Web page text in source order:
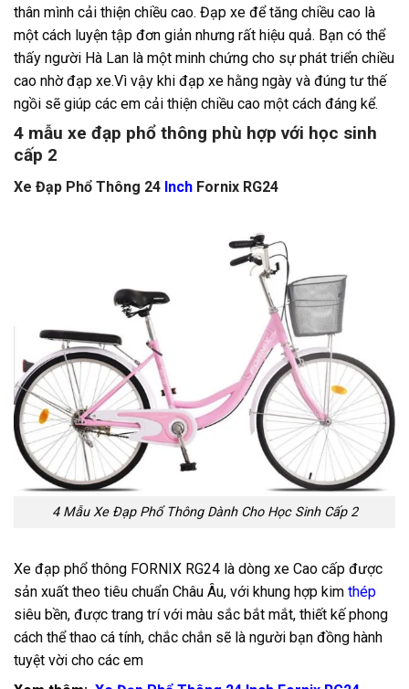
thân mình cải thiện chiều cao. Đạp xe để tăng chiều cao là
một cách luyện tập đơn giản nhưng rất hiệu quả. Bạn có thể
thấy người Hà Lan là một minh chứng cho sự phát triển chiều
cao nhờ đạp xe.Vì vậy khi đạp xe hằng ngày và đúng tư thế
ngồi sẽ giúp các em cải thiện chiều cao một cách đáng kể.
4 mẫu xe đạp phổ thông phù hợp với học sinh
cấp 2
Xe Đạp Phổ Thông 24 Inch Fornix RG24
4 Mẫu Xe Đạp Phổ Thông Dành Cho Học Sinh Cấp 2
Xe đạp phổ thông FORNIX RG24 là dòng xe Cao cấp được
sản xuất theo tiêu chuẩn Châu Âu, với khung hợp kim thép
siêu bền, được trang trí với màu sắc bắt mắt, thiết kế phong
cách thể thao cá tính, chắc chắn sẽ là người bạn đồng hành
tuyệt vời cho các em